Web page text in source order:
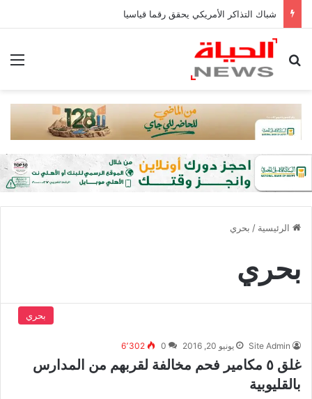
شباك التذاكر الأمريكي يحقق رقما قياسيا
بحث عن
الرئيسية / بحري
بحري
بحري
Site Admin يونيو 20, 2016 0 6٬302
غلق ٥ مكامير فحم مخالفة لقربهم من المدارس
بالقليوبية